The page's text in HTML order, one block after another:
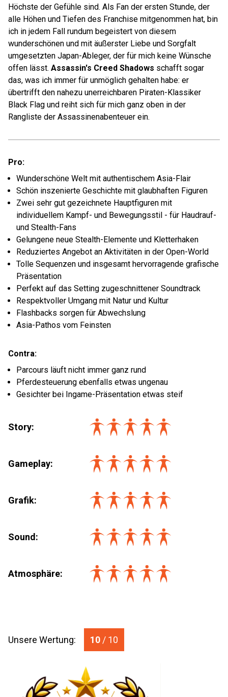
Höchste der Gefühle sind. Als Fan der ersten Stunde, der
alle Höhen und Tiefen des Franchise mitgenommen hat, bin
ich in jedem Fall rundum begeistert von diesem
wunderschönen und mit äußerster Liebe und Sorgfalt
umgesetzten Japan-Ableger, der für mich keine Wünsche
offen lässt. Assassin's Creed Shadows schafft sogar
das, was ich immer für unmöglich gehalten habe: er
übertrifft den nahezu unerreichbaren Piraten-Klassiker
Black Flag und reiht sich für mich ganz oben in der
Rangliste der Assassinenabenteuer ein.
Pro:
Wunderschöne Welt mit authentischem Asia-Flair
Schön inszenierte Geschichte mit glaubhaften Figuren
Zwei sehr gut gezeichnete Hauptfiguren mit
individuellem Kampf- und Bewegungsstil - für Haudrauf-
und Stealth-Fans
Gelungene neue Stealth-Elemente und Kletterhaken
Reduziertes Angebot an Aktivitäten in der Open-World
Tolle Sequenzen und insgesamt hervorragende grafische
Präsentation
Perfekt auf das Setting zugeschnittener Soundtrack
Respektvoller Umgang mit Natur und Kultur
Flashbacks sorgen für Abwechslung
Asia-Pathos vom Feinsten
Contra:
Parcours läuft nicht immer ganz rund
Pferdesteuerung ebenfalls etwas ungenau
Gesichter bei Ingame-Präsentation etwas steif
Story:
Gameplay:
Grafik:
Sound:
Atmosphäre:
Unsere Wertung: 10 / 10